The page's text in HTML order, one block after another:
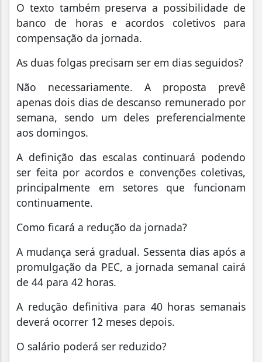
O texto também preserva a possibilidade de
banco de horas e acordos coletivos para
compensação da jornada.
As duas folgas precisam ser em dias seguidos?
Não necessariamente. A proposta prevê
apenas dois dias de descanso remunerado por
semana, sendo um deles preferencialmente
aos domingos.
A definição das escalas continuará podendo
ser feita por acordos e convenções coletivas,
principalmente em setores que funcionam
continuamente.
Como ficará a redução da jornada?
A mudança será gradual. Sessenta dias após a
promulgação da PEC, a jornada semanal cairá
de 44 para 42 horas.
A redução definitiva para 40 horas semanais
deverá ocorrer 12 meses depois.
O salário poderá ser reduzido?